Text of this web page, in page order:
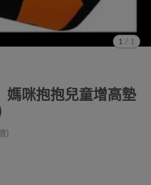
1 / 1
媽咪抱抱兒童增高墊
)